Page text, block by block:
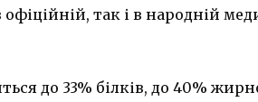
так і в народній
до 33% білків, до 40%